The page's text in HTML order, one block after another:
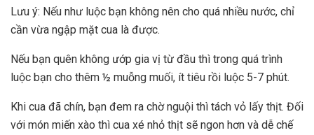
Lưu ý: Nếu như luộc bạn không nên cho quá nhiều nước, chỉ
cần vừa ngập mặt cua là được.
Nếu bạn quên không ướp gia vị từ đầu thì trong quá trình
luộc bạn cho thêm ½ muỗng muối, ít tiêu rồi luộc 5-7 phút.
Khi cua đã chín, bạn đem ra chờ nguội thì tách vỏ lấy thịt. Đối
với món miến xào thì cua xé nhỏ thịt sẽ ngon hơn và dễ chế